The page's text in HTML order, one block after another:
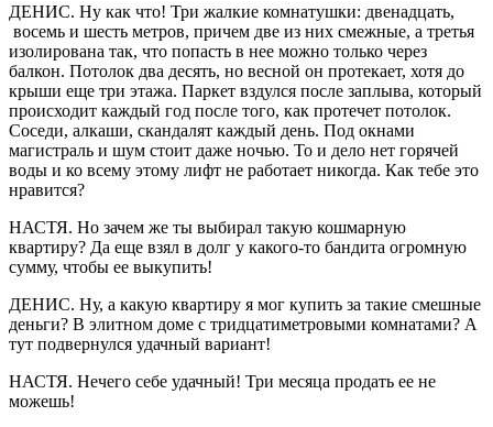
ДЕНИС. Ну как что! Три жалкие комнатушки: двенадцать,
восемь и шесть метров, причем две из них смежные, а третья
изолирована так, что попасть в нее можно только через
балкон. Потолок два десять, но весной он протекает, хотя до
крыши еще три этажа. Паркет вздулся после заплыва, который
происходит каждый год после того, как протечет потолок.
Соседи, алкаши, скандалят каждый день. Под окнами
магистраль и шум стоит даже ночью. То и дело нет горячей
воды и ко всему этому лифт не работает никогда. Как тебе это
нравится?
НАСТЯ. Но зачем же ты выбирал такую кошмарную
квартиру? Да еще взял в долг у какого-то бандита огромную
сумму, чтобы ее выкупить!
ДЕНИС. Ну, а какую квартиру я мог купить за такие смешные
деньги? В элитном доме с тридцатиметровыми комнатами? А
тут подвернулся удачный вариант!
НАСТЯ. Нечего себе удачный! Три месяца продать ее не
можешь!